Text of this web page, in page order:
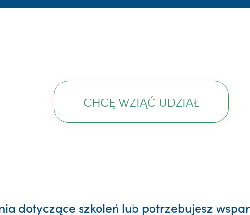
CHCĘ WZIĄĆ UDZIAŁ
dotyczące szkoleń lub potrzebujesz